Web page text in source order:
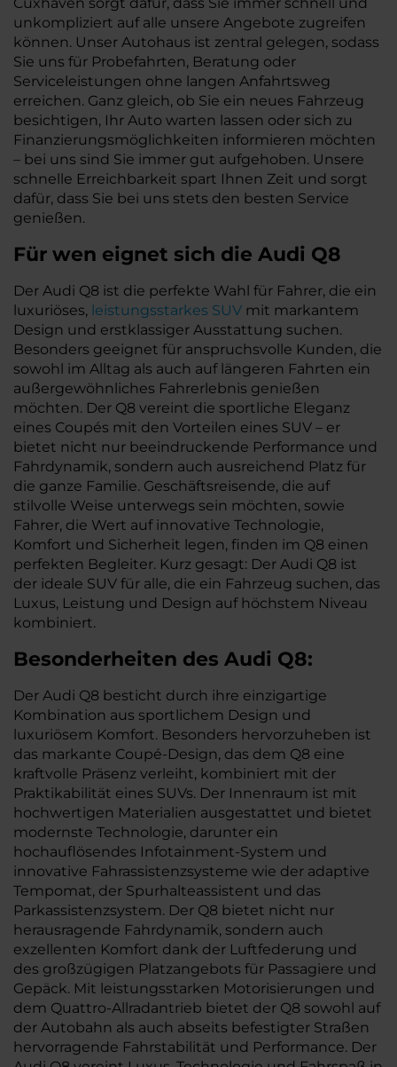
unkompliziert auf alle unsere Angebote zugreifen
können. Unser Autohaus ist zentral gelegen, sodass
Sie uns für Probefahrten, Beratung oder
Serviceleistungen ohne langen Anfahrtsweg
erreichen. Ganz gleich, ob Sie ein neues Fahrzeug
besichtigen, Ihr Auto warten lassen oder sich zu
Finanzierungsmöglichkeiten informieren möchten
– bei uns sind Sie immer gut aufgehoben. Unsere
schnelle Erreichbarkeit spart Ihnen Zeit und sorgt
dafür, dass Sie bei uns stets den besten Service
genießen.
Für wen eignet sich die Audi Q8
Der Audi Q8 ist die perfekte Wahl für Fahrer, die ein
luxuriöses, leistungsstarkes SUV mit markantem
Design und erstklassiger Ausstattung suchen.
Besonders geeignet für anspruchsvolle Kunden, die
sowohl im Alltag als auch auf längeren Fahrten ein
außergewöhnliches Fahrerlebnis genießen
möchten. Der Q8 vereint die sportliche Eleganz
eines Coupés mit den Vorteilen eines SUV – er
bietet nicht nur beeindruckende Performance und
Fahrdynamik, sondern auch ausreichend Platz für
die ganze Familie. Geschäftsreisende, die auf
stilvolle Weise unterwegs sein möchten, sowie
Fahrer, die Wert auf innovative Technologie,
Komfort und Sicherheit legen, finden im Q8 einen
perfekten Begleiter. Kurz gesagt: Der Audi Q8 ist
der ideale SUV für alle, die ein Fahrzeug suchen, das
Luxus, Leistung und Design auf höchstem Niveau
kombiniert.
Besonderheiten des Audi Q8:
Der Audi Q8 besticht durch ihre einzigartige
Kombination aus sportlichem Design und
luxuriösem Komfort. Besonders hervorzuheben ist
das markante Coupé-Design, das dem Q8 eine
kraftvolle Präsenz verleiht, kombiniert mit der
Praktikabilität eines SUVs. Der Innenraum ist mit
hochwertigen Materialien ausgestattet und bietet
modernste Technologie, darunter ein
hochauflösendes Infotainment-System und
innovative Fahrassistenzsysteme wie der adaptive
Tempomat, der Spurhalteassistent und das
Parkassistenzsystem. Der Q8 bietet nicht nur
herausragende Fahrdynamik, sondern auch
exzellenten Komfort dank der Luftfederung und
des großzügigen Platzangebots für Passagiere und
Gepäck. Mit leistungsstarken Motorisierungen und
dem Quattro-Allradantrieb bietet der Q8 sowohl auf
der Autobahn als auch abseits befestigter Straßen
hervorragende Fahrstabilität und Performance. Der